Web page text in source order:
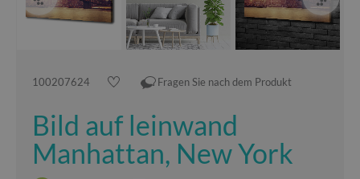
100207624 Fragen Sie nach dem Produkt
Bild auf leinwand
Manhattan, New York